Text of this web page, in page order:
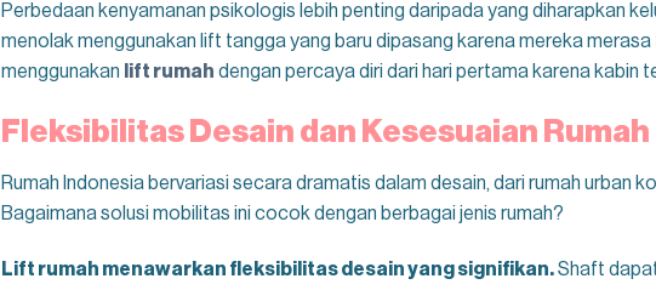
Perbedaan kenyamanan psikologis lebih penting daripada yang diharapkan
menolak menggunakan lift tangga yang baru dipasang karena mereka
menggunakan lift rumah dengan percaya diri dari hari pertama karena kabin
Fleksibilitas Desain dan Kesesuaian Rumah
Rumah Indonesia bervariasi secara dramatis dalam desain, dari rumah urban
Bagaimana solusi mobilitas ini cocok dengan berbagai jenis rumah?
Lift rumah menawarkan fleksibilitas desain yang signifikan.Shaft